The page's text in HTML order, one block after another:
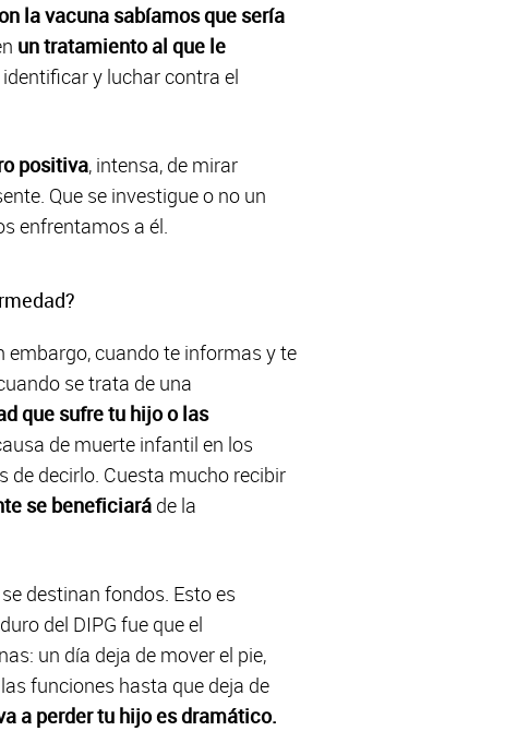
la vacuna sabíamos que sería
un tratamiento al que le
y luchar contra el
positiva, intensa, de mirar
Que se investigue o no un
enfrentamos a él.
embargo, cuando te informas y te
se trata de una
que sufre tu hijo o las
de muerte infantil en los
de decirlo. Cuesta mucho recibir
se beneficiará de la
destinan fondos. Esto es
del DIPG fue que el
un día deja de mover el pie,
funciones hasta que deja de
a perder tu hijo es dramático.